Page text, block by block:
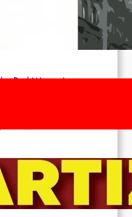
To the streets for the
Red Women’s
for the Luxemburg-
Lenin-March in 2026!
2025